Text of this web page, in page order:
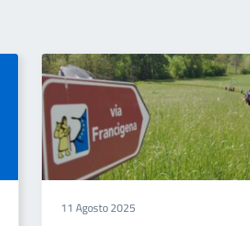
11 Agosto 2025